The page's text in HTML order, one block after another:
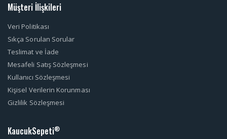
Müşteri İlişkileri
Veri Politikası
Sıkça Sorulan Sorular
Teslimat ve İade
Mesafeli Satış Sözleşmesi
Kullanıcı Sözleşmesi
Kişisel Verilerin Korunması
Gizlilik Sözleşmesi
KaucukSepeti®